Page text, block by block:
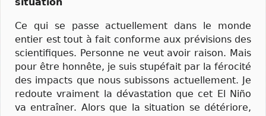
situation
Ce qui se passe actuellement dans le monde
entier est tout à fait conforme aux prévisions des
scientifiques. Personne ne veut avoir raison. Mais
pour être honnête, je suis stupéfait par la férocité
des impacts que nous subissons actuellement. Je
redoute vraiment la dévastation que cet El Niño
va entraîner. Alors que la situation se détériore,